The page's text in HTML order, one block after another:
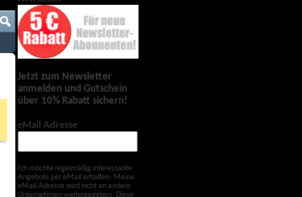
Jetzt zum Newsletter
anmelden und Gutschein
über 10% Rabatt sichern!
eMail Adresse
Ich möchte regelmäßig interessante
Angebote per eMail erhalten. Meine
eMail-Adresse wird nicht an andere
Unternehmen weitergegeben. Diese